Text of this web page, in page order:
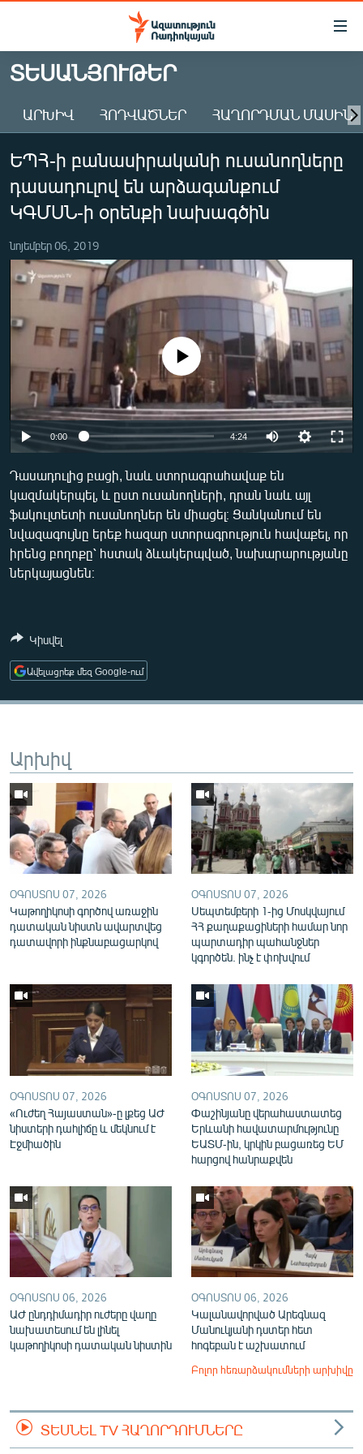
Մատչելիության
Անցնել
հիմնական
Անցնել
հիմնական
մենյուին
ԱԶԱՏՈՒԹՅՈՒՆ TV
ՀԱՅԱՍՏԱՆ
ԸՆՏՐՈՒԹՅՈՒՆՆԵՐ 2026
ԻՐԱՎՈՒՆՔ
ՏՆՏԵՍՈՒԹՅՈՒՆ
ՂԱՐԱԲԱՂ
ՊԱՏԵՐԱԶՄԻ 6 ՇԱԲԱԹՆԵՐԸ
ՏԱՐԱԾԱՇՐՋԱՆ
ՄԻՋԱԶԳԱՅԻՆ
ՄՇԱԿՈՒՅԹ
ՍՊՈՐՏ
ՏՏ ԵՒ ԻՆՏԵՐՆԵՏ
ԿՈՐՈՆԱՎԻՐՈՒՍ
ԱՐԽԻՎ
ՏԵՍԱՆՅՈՒԹԵՐ
ՁԳՏԵԼՈՎ ԼԱՎԱԳՈՒՅՆԻՆ
ՓՈԴՔԱՍԹ
Русский
ՀԵՏԵՎԵՔ ՄԵԶ
«Ազատության» բոլոր կայքերը
ՏԵՍԱՆՅՈՒԹԵՐ
ԱՐԽԻՎ ՀՈԴՎԱԾՆԵՐ ՀԱՂՈՐԴՄԱՆ ՄԱՍԻՆ
ԵՊՀ-ի բանասիրականի ուսանողները
դասադուլով են արձագանքում
ԿԳՄՍՆ-ի օրենքի նախագծին
նոյեմբեր 06, 2019
No media source currently available
0:00 4:24
Դասադուլից բացի, նաև ստորագրահավաք են
կազմակերպել, և ըստ ուսանողների, դրան նաև այլ
ֆակուլտետի ուսանողներ են միացել։ Ցանկանում են
նվազագույնը երեք հազար ստորագրություն հավաքել, որ
իրենց բողոքը՝ հստակ ձևակերպված, նախարարությանը
ներկայացնեն։
Կիսվել
Ավելացրեք մեզ Google-ում
Արխիվ
ՕԳՈՍՏՈՍ 07, 2026
Կաթողիկոսի գործով առաջին
դատական նիստն ավարտվեց
դատավորի ինքնաբացարկով
ՕԳՈՍՏՈՍ 07, 2026
Սեպտեմբերի 1-ից Մոսկվայում
ՀՀ քաղաքացիների համար նոր
պարտադիր պահանջներ
կգործեն. ինչ է փոխվում
ՕԳՈՍՏՈՍ 07, 2026
«Ուժեղ Հայաստան»-ը լքեց ԱԺ
նիստերի դահլիճը և մեկնում է
Էջմիածին
ՕԳՈՍՏՈՍ 07, 2026
Փաշինյանը վերահաստատեց
Երևանի հավատարմությունը
ԵԱՏՄ-ին, կրկին բացառեց ԵՄ
հարցով հանրաքվեն
ՕԳՈՍՏՈՍ 06, 2026
ԱԺ ընդդիմադիր ուժերը վաղը
նախատեսում են լինել
կաթողիկոսի դատական նիստին
ՕԳՈՍՏՈՍ 06, 2026
Կալանավորված Արեգնազ
Մանուկյանի դստեր հետ
հոգեբան է աշխատում
Բոլոր հեռարձակումների արխիվը
ՏԵՍՆԵԼ TV ՀԱՂՈՐԴՈՒՄՆԵՐԸ